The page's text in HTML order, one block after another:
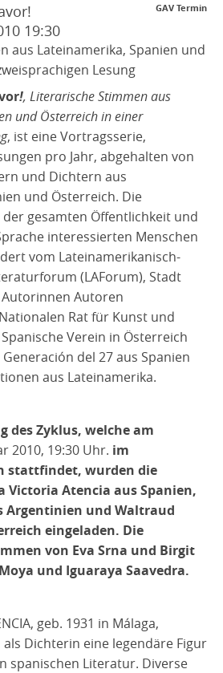
GAV Termin
19:30
aus Lateinamerika, Spanien und
Lesung
!, Literarische Stimmen aus
und Österreich in einer
, ist eine Vortragsserie,
pro Jahr, abgehalten von
und Dichtern aus
und Österreich. Die
gesamten Öffentlichkeit und
interessierten Menschen
vom Lateinamerikanisch-
(LAForum), Stadt
Autoren
Rat für Kunst und
Verein in Österreich
del 27 aus Spanien
aus Lateinamerika.
des Zyklus, welche am
2010, 19:30 Uhr. im
stattfindet, wurden die
Victoria Atencia aus Spanien,
Argentinien und Waltraud
eingeladen. Die
von Eva Srna und Birgit
und Iguaraya Saavedra.
geb. 1931 in Málaga,
Dichterin eine legendäre Figur
spanischen Literatur. Diverse